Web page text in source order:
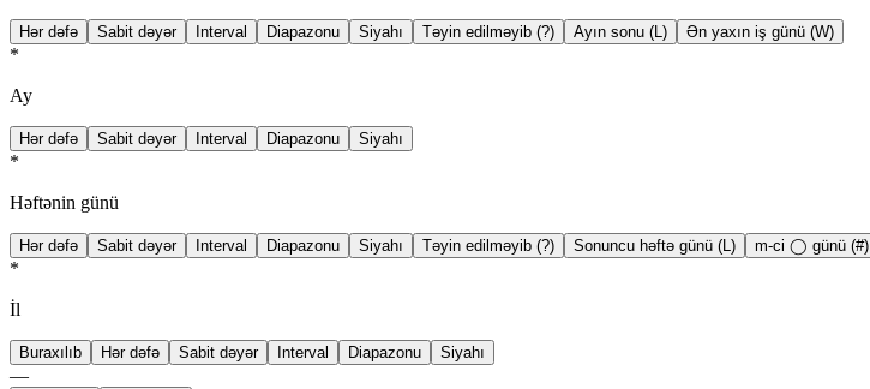
Hər dəfə Sabit dəyər Interval Diapazonu Siyahı Təyin edilməyib (?) Ayın sonu (L) Ən yaxın iş günü (W)
*
Ay
Hər dəfə Sabit dəyər Interval Diapazonu Siyahı
*
Həftənin günü
Hər dəfə Sabit dəyər Interval Diapazonu Siyahı Təyin edilməyib (?) Sonuncu həftə günü (L) m-ci ◯ günü (#)
*
İl
Buraxılıb Hər dəfə Sabit dəyər Interval Diapazonu Siyahı
—